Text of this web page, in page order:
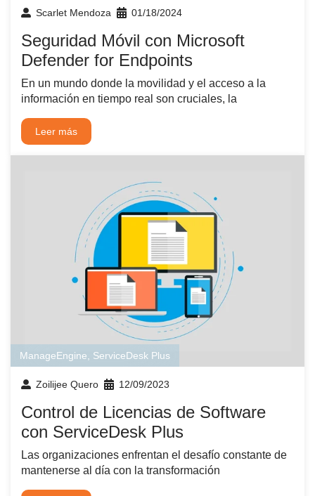
Scarlet Mendoza 01/18/2024
Seguridad Móvil con Microsoft
Defender for Endpoints
En un mundo donde la movilidad y el acceso a la
información en tiempo real son cruciales, la
Leer más
ManageEngine, ServiceDesk Plus
Zoilijee Quero 12/09/2023
Control de Licencias de Software
con ServiceDesk Plus
Las organizaciones enfrentan el desafío constante de
mantenerse al día con la transformación